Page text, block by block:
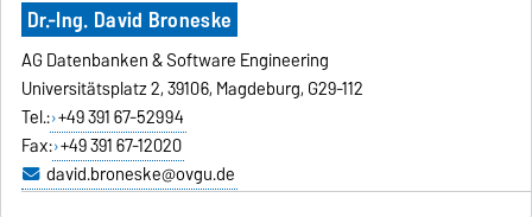
Dr.-Ing. David Broneske
AG Datenbanken & Software Engineering
Universitätsplatz 2, 39106, Magdeburg, G29-112
Tel.: +49 391 67-52994
Fax: +49 391 67-12020
david.broneske@ovgu.de